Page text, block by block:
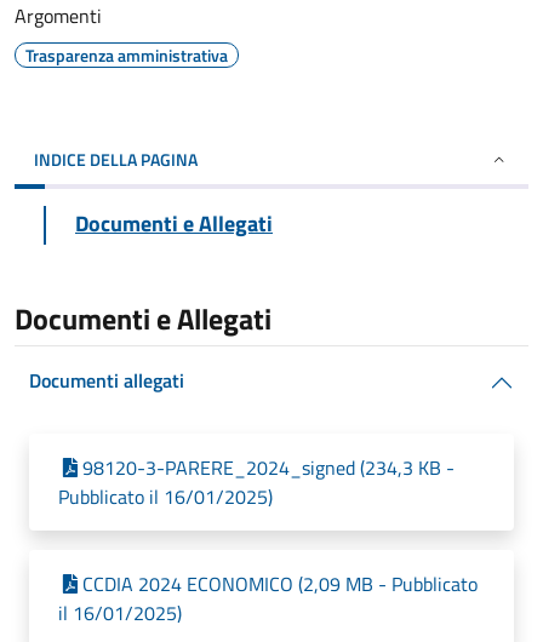
Argomenti
Trasparenza amministrativa
INDICE DELLA PAGINA
Documenti e Allegati
Documenti e Allegati
Documenti allegati
98120-3-PARERE_2024_signed (234,3 KB -
Pubblicato il 16/01/2025)
CCDIA 2024 ECONOMICO (2,09 MB - Pubblicato
il 16/01/2025)